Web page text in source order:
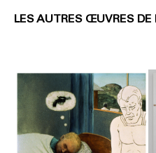
LES AUTRES ŒUVRES DE